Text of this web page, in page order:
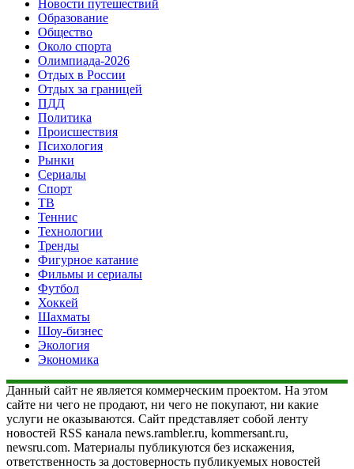
Новости путешествий
Образование
Общество
Около спорта
Олимпиада-2026
Отдых в России
Отдых за границей
ПДД
Политика
Происшествия
Психология
Рынки
Сериалы
Спорт
ТВ
Теннис
Технологии
Тренды
Фигурное катание
Фильмы и сериалы
Футбол
Хоккей
Шахматы
Шоу-бизнес
Экология
Экономика
Данный сайт не является коммерческим проектом. На этом
сайте ни чего не продают, ни чего не покупают, ни какие
услуги не оказываются. Сайт представляет собой ленту
новостей RSS канала news.rambler.ru, kommersant.ru,
newsru.com. Материалы публикуются без искажения,
ответственность за достоверность публикуемых новостей